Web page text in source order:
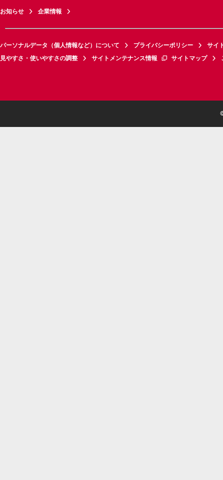
お知らせ 企業情報
パーソナルデータ（個人情報など）について プライバシーポリシー
サイ
見やすさ・使いやすさの調整
サイトメンテナンス情報 サイトマップ